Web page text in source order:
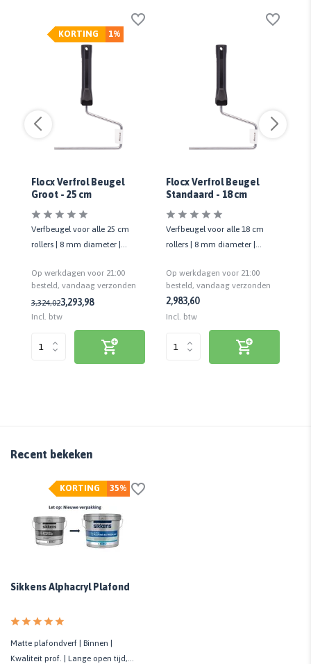
1%
KORTING
Flocx Verfrol Beugel
Groot - 25 cm
Verfbeugel voor alle 25 cm
rollers | 8 mm diameter |
Op werkdagen voor 21:00
besteld, vandaag verzonden
3,324,023,293,98
Incl. btw
Flocx Verfrol Beugel
Standaard - 18 cm
Verfbeugel voor alle 18 cm
rollers | 8 mm diameter |
Op werkdagen voor 21:00
besteld, vandaag verzonden
2,983,60
Incl. btw
Recent bekeken
35%
KORTING
Sikkens Alphacryl Plafond
Matte plafondverf | Binnen |
Kwaliteit prof. | Lange open tijd,